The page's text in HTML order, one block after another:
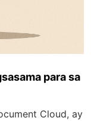
para sa
Cloud, ay